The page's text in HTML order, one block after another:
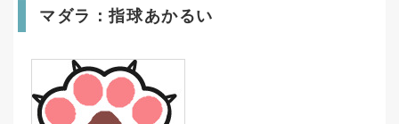
マダラ：指球あかるい